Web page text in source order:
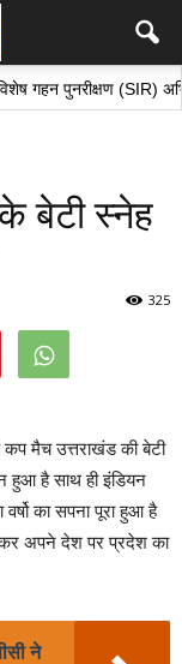
पुनरीक्षण (SIR) अभियान
बेटी स्नेह
325
कप मैच उत्तराखंड की बेटी
हुआ है साथ ही इंडियन
का सपना पूरा हुआ है
कर अपने देश पर प्रदेश का
ने